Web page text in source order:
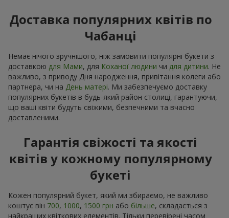
Доставка популярних квітів по
Чабанці
Немає нічого зручнішого, ніж замовити популярні букети з
доставкою для Мами, для Коханої людини чи для дитини. Не
важливо, з приводу Дня народження, привітання колеги або
партнера, чи на День матері. Ми забезпечуємо доставку
популярних букетів в будь-який район столиці, гарантуючи,
що ваші квіти будуть свіжими, безпечними та вчасно
доставленими.
Гарантія свіжості та якості
квітів у кожному популярному
букеті
Кожен популярний букет, який ми збираємо, не важливо
коштує він 700, 1000, 1500 грн або більше, складається з
найкращих квіткових елементів. Тільки перевірені часом